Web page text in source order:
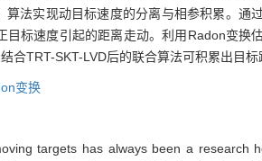
法实现动目标速度的分离与相参积累。通
标速度引起的距离走动。利用Radon变换
TRT-SKT-LVD后的联合算法可积累出目
变换
targets has always been a research